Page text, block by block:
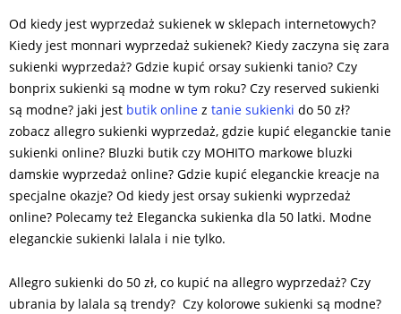
Od kiedy jest wyprzedaż sukienek w sklepach internetowych?
Kiedy jest monnari wyprzedaż sukienek? Kiedy zaczyna się zara
sukienki wyprzedaż? Gdzie kupić orsay sukienki tanio? Czy
bonprix sukienki są modne w tym roku? Czy reserved sukienki
są modne? jaki jest butik online z tanie sukienki do 50 zł?
zobacz allegro sukienki wyprzedaż, gdzie kupić eleganckie tanie
sukienki online? Bluzki butik czy MOHITO markowe bluzki
damskie wyprzedaż online? Gdzie kupić eleganckie kreacje na
specjalne okazje? Od kiedy jest orsay sukienki wyprzedaż
online? Polecamy też Elegancka sukienka dla 50 latki. Modne
eleganckie sukienki lalala i nie tylko.
Allegro sukienki do 50 zł, co kupić na allegro wyprzedaż? Czy
ubrania by lalala są trendy? Czy kolorowe sukienki są modne?